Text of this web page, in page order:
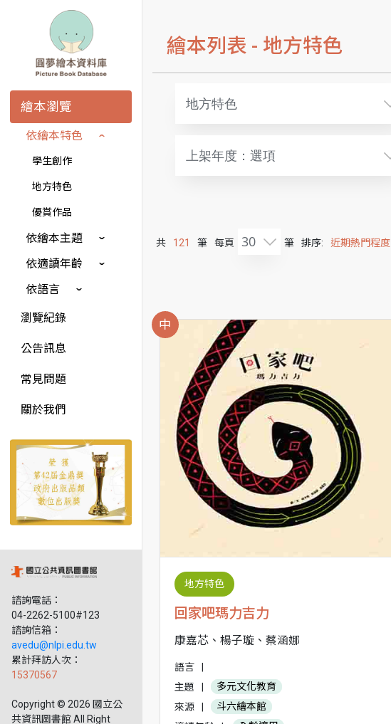
繪本瀏覽
依繪本特色
學生創作
地方特色
優賞作品
依繪本主題
依適讀年齡
依語言
瀏覽紀錄
公告訊息
常見問題
關於我們
諮詢電話：
04-2262-5100#123
諮詢信箱：
avedu@nlpi.edu.tw
累計拜訪人次：
15370567
Copyright © 2026 國立公
共資訊圖書館 All Right
繪本列表 - 地方特色
地方特色
上架年度：選項
共 121 筆 每頁 30 筆 排序: 近期熱門程度
中
地方特色
回家吧瑪力吉力
康嘉芯、楊子璇、蔡涵娜
語言
主題
多元文化教育
來源
斗六繪本館